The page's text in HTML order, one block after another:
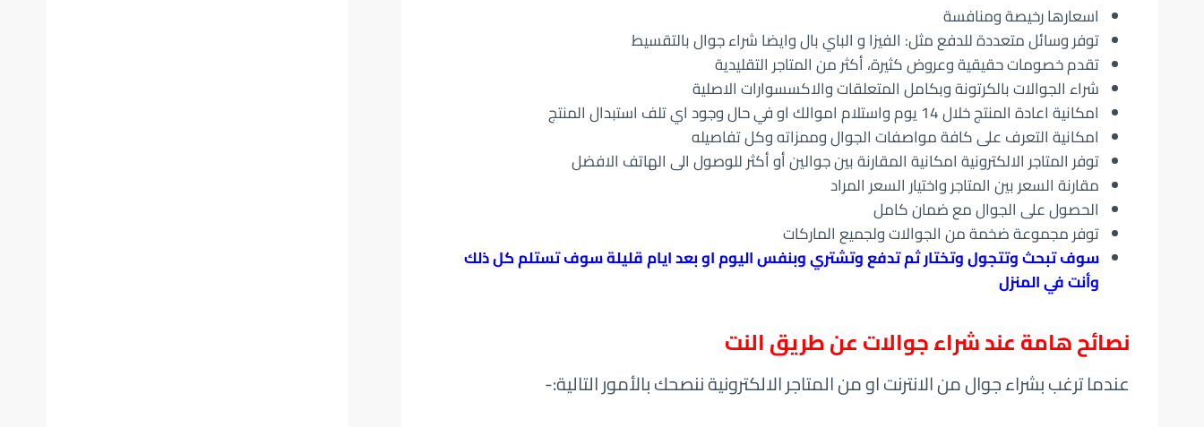
اسعارها رخيصة ومنافسة
توفر وسائل متعددة للدفع مثل: الفيزا و الباي بال وايضا شراء جوال بالتقسيط
تقدم خصومات حقيقية وعروض كثيرة، أكثر من المتاجر التقليدية
شراء الجوالات بالكرتونة وبكامل المتعلقات والاكسسوارات الاصلية
امكانية اعادة المنتج خلال 14 يوم واستلام اموالك او في حال وجود اي تلف استبدال المنتج
امكانية التعرف على كافة مواصفات الجوال وممزاته وكل تفاصيله
توفر المتاجر الالكترونية امكانية المقارنة بين جوالين أو أكثر للوصول الى الهاتف الافضل
مقارنة السعر بين المتاجر واختيار السعر المراد
الحصول على الجوال مع ضمان كامل
توفر مجموعة ضخمة من الجوالات ولجميع الماركات
سوف تبحث وتتجول وتختار ثم تدفع وتشتري وبنفس اليوم او بعد ايام قليلة سوف تستلم كل ذلك
وأنت في المنزل
نصائح هامة عند شراء جوالات عن طريق النت
عندما ترغب بشراء جوال من الانترنت او من المتاجر الالكترونية ننصحك بالأمور التالية:-